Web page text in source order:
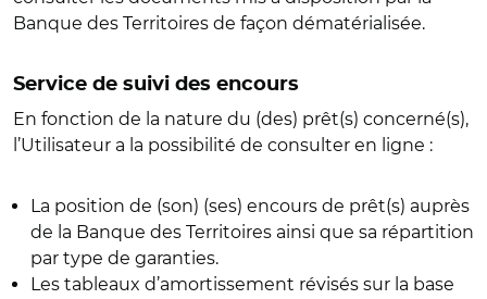
Banque des Territoires de façon dématérialisée.
Service de suivi des encours
En fonction de la nature du (des) prêt(s) concerné(s),
l’Utilisateur a la possibilité de consulter en ligne :
La position de (son) (ses) encours de prêt(s) auprès
de la Banque des Territoires ainsi que sa répartition
par type de garanties.
Les tableaux d’amortissement révisés sur la base